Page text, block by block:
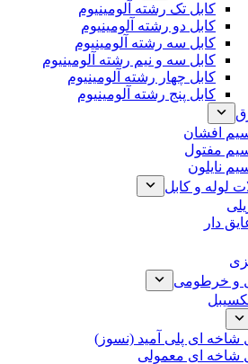
کابل تک رشته آلومینیوم
کابل دو رشته آلومینیوم
کابل سه رشته آلومینیوم
کابل سه و نیم رشته آلومینیوم
کابل چهار رشته آلومینیوم
کابل پنج رشته آلومینیوم
افشان
مفتول
نایلون
لوله و کابل
دار
و خرطومی
شاخه ای پلی آمید (نسوز)
شاخه ای معمولی